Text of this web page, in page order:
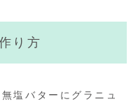
り方
塩バターにグラニュ